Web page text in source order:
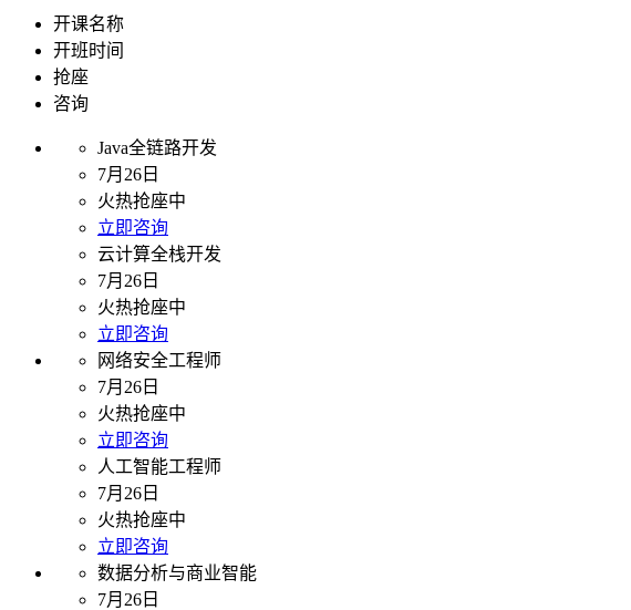
开课名称
开班时间
抢座
咨询
Java全链路开发
7月26日
火热抢座中
立即咨询
云计算全栈开发
7月26日
火热抢座中
立即咨询
网络安全工程师
7月26日
火热抢座中
立即咨询
人工智能工程师
7月26日
火热抢座中
立即咨询
数据分析与商业智能
7月26日